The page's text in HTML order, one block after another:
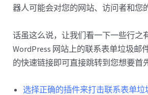
器人可能会对您的网站、访问者和您
话虽这么说，让我们看一下一些行之
WordPress 网站上的联系表单垃圾邮
的快速链接即可直接跳转到您想要首
选择正确的插件来打击联系表单垃